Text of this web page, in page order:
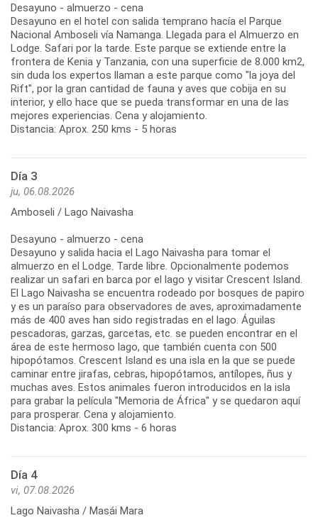
Desayuno - almuerzo - cena
Desayuno en el hotel con salida temprano hacía el Parque
Nacional Amboseli vía Namanga. Llegada para el Almuerzo en
Lodge. Safari por la tarde. Este parque se extiende entre la
frontera de Kenia y Tanzania, con una superficie de 8.000 km2,
sin duda los expertos llaman a este parque como "la joya del
Rift", por la gran cantidad de fauna y aves que cobija en su
interior, y ello hace que se pueda transformar en una de las
mejores experiencias. Cena y alojamiento.
Distancia: Aprox. 250 kms - 5 horas
Día 3
ju, 06.08.2026
Amboseli / Lago Naivasha
Desayuno - almuerzo - cena
Desayuno y salida hacia el Lago Naivasha para tomar el
almuerzo en el Lodge. Tarde libre. Opcionalmente podemos
realizar un safari en barca por el lago y visitar Crescent Island.
El Lago Naivasha se encuentra rodeado por bosques de papiro
y es un paraíso para observadores de aves, aproximadamente
más de 400 aves han sido registradas en el lago. Águilas
pescadoras, garzas, garcetas, etc. se pueden encontrar en el
área de este hermoso lago, que también cuenta con 500
hipopótamos. Crescent Island es una isla en la que se puede
caminar entre jirafas, cebras, hipopótamos, antílopes, ñus y
muchas aves. Estos animales fueron introducidos en la isla
para grabar la película "Memoria de África" y se quedaron aquí
para prosperar. Cena y alojamiento.
Distancia: Aprox. 300 kms - 6 horas
Día 4
vi, 07.08.2026
Lago Naivasha / Masái Mara